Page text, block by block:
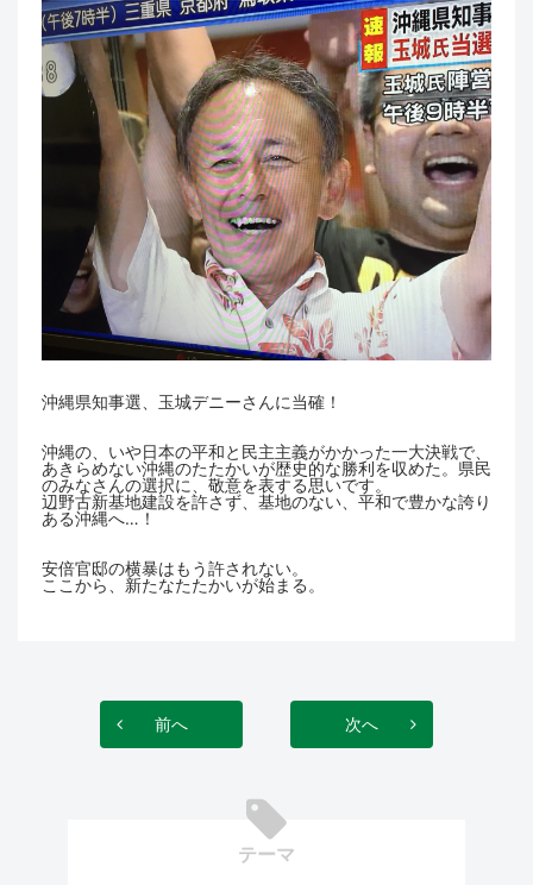
沖縄県知事選、玉城デニーさんに当確！
沖縄の、いや日本の平和と民主主義がかかった一大決戦で、
あきらめない沖縄のたたかいが歴史的な勝利を収めた。県民
のみなさんの選択に、敬意を表する思いです。
辺野古新基地建設を許さず、基地のない、平和で豊かな誇り
ある沖縄へ…！
安倍官邸の横暴はもう許されない。
ここから、新たなたたかいが始まる。
前へ 次へ
テーマ